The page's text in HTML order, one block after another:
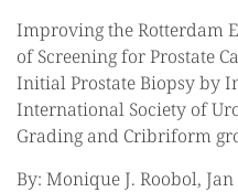
Improving the Rotterdam
of Screening for Prostate
Initial Prostate Biopsy by
International Society of
Grading and Cribriform
By: Monique J. Roobol,